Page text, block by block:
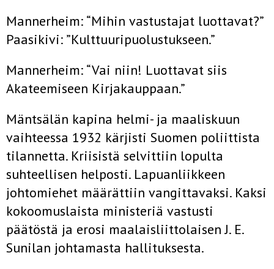
Mannerheim: “Mihin vastustajat luottavat?”
Paasikivi: ”Kulttuuripuolustukseen.”
Mannerheim: “Vai niin! Luottavat siis
Akateemiseen Kirjakauppaan.”
Mäntsälän kapina helmi- ja maaliskuun
vaihteessa 1932 kärjisti Suomen poliittista
tilannetta. Kriisistä selvittiin lopulta
suhteellisen helposti. Lapuanliikkeen
johtomiehet määrättiin vangittavaksi. Kaksi
kokoomuslaista ministeriä vastusti
päätöstä ja erosi maalaisliittolaisen J. E.
Sunilan johtamasta hallituksesta.